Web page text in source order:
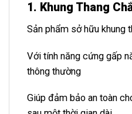
1. Khung Thang
Sản phẩm sở hữu khung
Với tính năng cứng gấp
thông thường
Giúp đảm bảo an toàn